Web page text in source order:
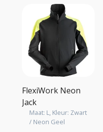
FlexiWork Neon
Jack
Maat: L, Kleur: Zwart
/ Neon Geel